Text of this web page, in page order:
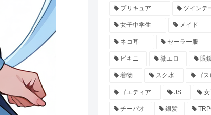
プリキュア ツインテ
女子中学生 メイド
ネコ耳 セーラー服
ビキニ 微エロ 眼
着物 スク水 ゴス
ゴエティア JS 女
チーパオ 銀髪